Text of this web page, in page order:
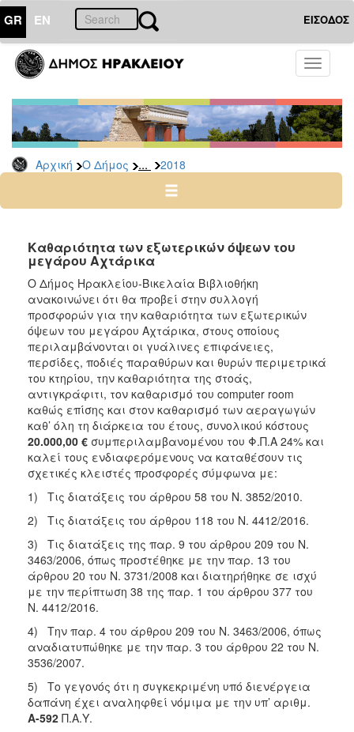
GR EN ΕΙΣΟΔΟΣ
Toggle
Αρχική Ο Δήμος ... 2018
ΔΗΜΟΣ
Δελτία
Τύπου
Αρχείο
2026
2024
2022
2021
2020
2019
2018
2017
2016
2015
2013
2012
2011
2010
2006
ΤΟΠΟΣ
ΠΟΛΙΤΙΣΜΟΣ
ΑΝΘΕΚΤΙΚΗ
Καθαριότητα των εξωτερικών όψεων του
μεγάρου Αχτάρικα
Ο Δήμος Ηρακλείου-Βικελαία Βιβλιοθήκη
ανακοινώνει ότι θα προβεί στην συλλογή
προσφορών για την καθαριότητα των εξωτερικών
όψεων του μεγάρου Αχτάρικα, στους οποίους
περιλαμβάνονται οι γυάλινες επιφάνειες,
περσίδες, ποδιές παραθύρων και θυρών περιμετρικά
του κτηρίου, την καθαριότητα της στοάς,
αντιγκράφιτι, τον καθαρισμό του computer room
καθώς επίσης και στον καθαρισμό των αεραγωγών
καθ’ όλη τη διάρκεια του έτους, συνολικού κόστους
20.000,00 € συμπεριλαμβανομένου του Φ.Π.Α 24% και
καλεί τους ενδιαφερόμενους να καταθέσουν τις
σχετικές κλειστές προσφορές σύμφωνα με:
1) Τις διατάξεις του άρθρου 58 του Ν. 3852/2010.
2) Τις διατάξεις του άρθρου 118 του Ν. 4412/2016.
3) Τις διατάξεις της παρ. 9 του άρθρου 209 του Ν.
3463/2006, όπως προστέθηκε με την παρ. 13 του
άρθρου 20 του Ν. 3731/2008 και διατηρήθηκε σε ισχύ
με την περίπτωση 38 της παρ. 1 του άρθρου 377 του
Ν. 4412/2016.
4) Την παρ. 4 του άρθρου 209 του Ν. 3463/2006, όπως
αναδιατυπώθηκε με την παρ. 3 του άρθρου 22 του Ν.
3536/2007.
5) Το γεγονός ότι η συγκεκριμένη υπό διενέργεια
δαπάνη έχει αναληφθεί νόμιμα με την υπ’ αριθμ.
Α-592 Π.Α.Υ.